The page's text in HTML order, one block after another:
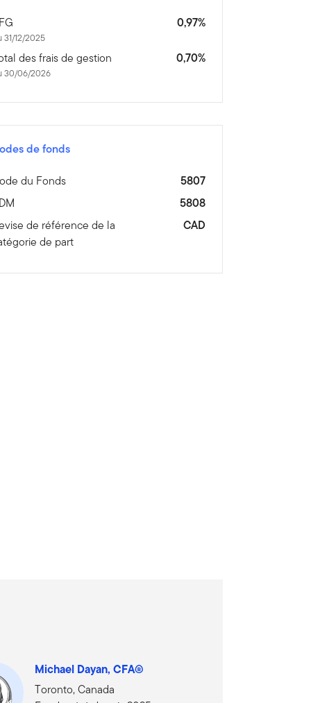
31/12/2025
0,97%
des frais de gestion
30/06/2026
0,70%
de fonds
du Fonds
5807
5808
de référence de la
de part
CAD
Michael Dayan, CFA®
Toronto, Canada